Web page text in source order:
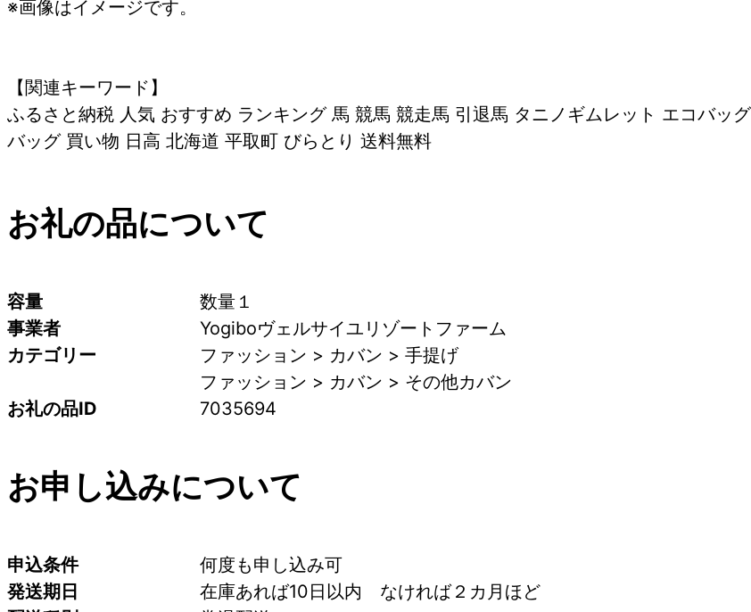
※画像はイメージです。
【関連キーワード】
ふるさと納税 人気 おすすめ ランキング 馬 競馬 競走馬 引退馬 タニノギムレット エコバッ
バッグ 買い物 日高 北海道 平取町 びらとり 送料無料
お礼の品について
容量
数量１
事業者
Yogiboヴェルサイユリゾートファーム
カテゴリー
ファッション > カバン > 手提げ
ファッション > カバン > その他カバン
お礼の品ID
7035694
お申し込みについて
申込条件
何度も申し込み可
発送期日
在庫あれば10日以内　なければ２カ月ほど